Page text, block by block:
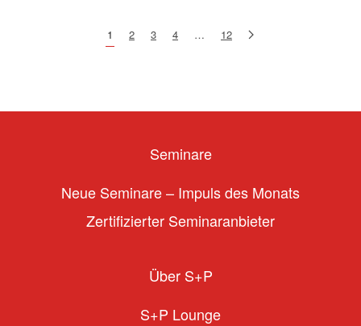
1 2 3 4 … 12
Seminare
Neue Seminare – Impuls des Monats
Zertifizierter Seminaranbieter
Über S+P
S+P Lounge